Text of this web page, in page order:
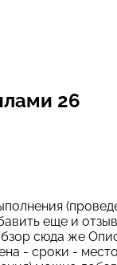
26
еще и
сюда же
- сроки -